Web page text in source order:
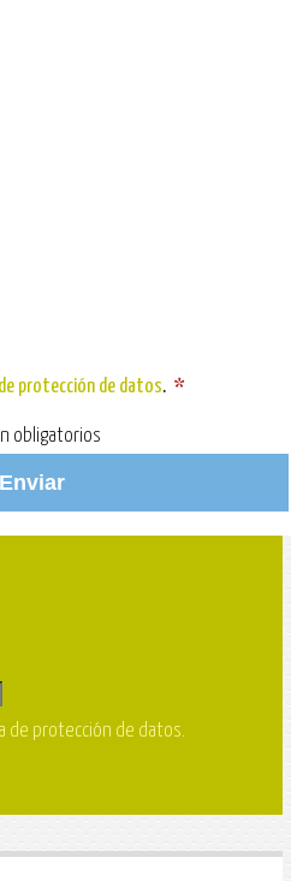
protección de datos. *
obligatorios
Enviar
de protección de datos.